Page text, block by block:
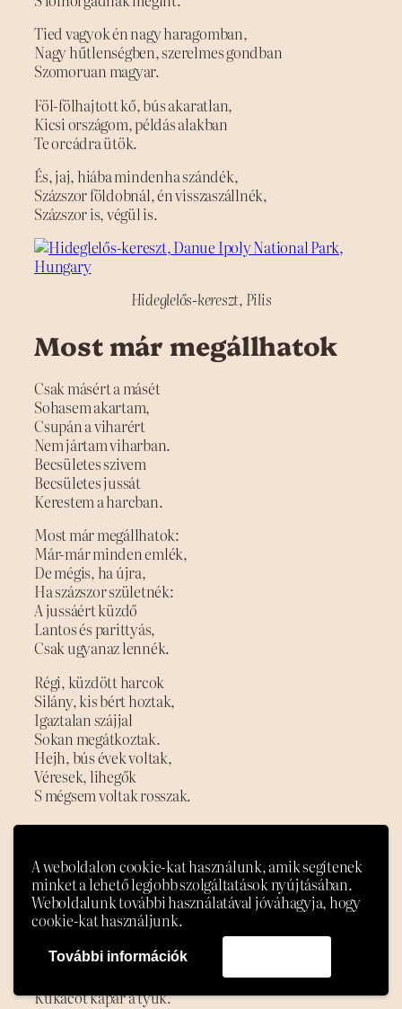
A weboldalon cookie-kat használunk, amik segítenek
minket a lehető legjobb szolgáltatások nyújtásában.
Weboldalunk további használatával jóváhagyja, hogy
cookie-kat használjunk.
További információk
Tied vagyok én nagy haragomban,
Nagy hűtlenségben, szerelmes gondban
Szomoruan magyar.
Föl-fölhajtott kő, bús akaratlan,
Kicsi országom, példás alakban
Te orcádra ütök.
És, jaj, hiába mindenha szándék,
Százszor földobnál, én visszaszállnék,
Százszor is, végül is.
Hideglelős-kereszt, Pilis
Most már megállhatok
Csak másért a másét
Sohasem akartam,
Csupán a viharért
Nem jártam viharban.
Becsületes szivem
Becsületes jussát
Kerestem a harcban.
Most már megállhatok:
Már-már minden emlék,
De mégis, ha újra,
Ha százszor születnék:
A jussáért küzdő
Lantos és parittyás,
Csak ugyanaz lennék.
Régi, küzdött harcok
Silány, kis bért hoztak,
Igaztalan szájjal
Sokan megátkoztak.
Hejh, bús évek voltak,
Véresek, lihegők
S mégsem voltak rosszak.
Pufók felhők, dalos fuvalmak,
Foltos fény-mezők a mezőkön,
Kínok a szívben. Ő jön, ő jön,
Messze szivek és messze faluk.
Multból az ember s szántott kertből
Kukacot kapar a tyúk.